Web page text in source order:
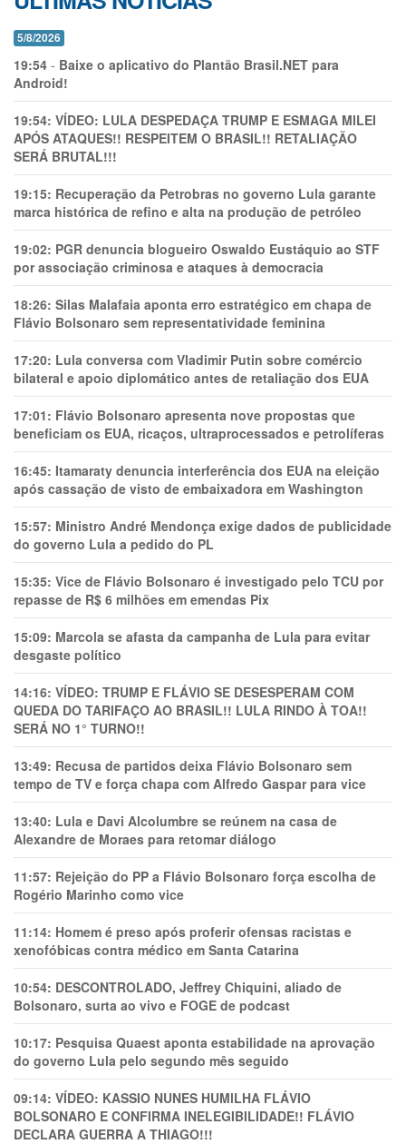
5/8/2026
19:54 - Baixe o aplicativo do Plantão Brasil.NET para
Android!
19:54: VÍDEO: LULA DESPEDAÇA TRUMP E ESMAGA MILEI
APÓS ATAQUES!! RESPEITEM O BRASIL!! RETALIAÇÃO
SERÁ BRUTAL!!!
19:15: Recuperação da Petrobras no governo Lula garante
marca histórica de refino e alta na produção de petróleo
19:02: PGR denuncia blogueiro Oswaldo Eustáquio ao STF
por associação criminosa e ataques à democracia
18:26: Silas Malafaia aponta erro estratégico em chapa de
Flávio Bolsonaro sem representatividade feminina
17:20: Lula conversa com Vladimir Putin sobre comércio
bilateral e apoio diplomático antes de retaliação dos EUA
17:01: Flávio Bolsonaro apresenta nove propostas que
beneficiam os EUA, ricaços, ultraprocessados e petrolíferas
16:45: Itamaraty denuncia interferência dos EUA na eleição
após cassação de visto de embaixadora em Washington
15:57: Ministro André Mendonça exige dados de publicidade
do governo Lula a pedido do PL
15:35: Vice de Flávio Bolsonaro é investigado pelo TCU por
repasse de R$ 6 milhões em emendas Pix
15:09: Marcola se afasta da campanha de Lula para evitar
desgaste político
14:16: VÍDEO: TRUMP E FLÁVIO SE DESESPERAM COM
QUEDA DO TARIFAÇO AO BRASIL!! LULA RINDO À TOA!!
SERÁ NO 1° TURNO!!
13:49: Recusa de partidos deixa Flávio Bolsonaro sem
tempo de TV e força chapa com Alfredo Gaspar para vice
13:40: Lula e Davi Alcolumbre se reúnem na casa de
Alexandre de Moraes para retomar diálogo
11:57: Rejeição do PP a Flávio Bolsonaro força escolha de
Rogério Marinho como vice
11:14: Homem é preso após proferir ofensas racistas e
xenofóbicas contra médico em Santa Catarina
10:54: DESCONTROLADO, Jeffrey Chiquini, aliado de
Bolsonaro, surta ao vivo e FOGE de podcast
10:17: Pesquisa Quaest aponta estabilidade na aprovação
do governo Lula pelo segundo mês seguido
09:14: VÍDEO: KASSIO NUNES HUMlLHA FLÁVIO
BOLSONARO E CONFIRMA INELEGIBILIDADE!! FLÁVIO
DECLARA GUERRA A THIAGO!!!